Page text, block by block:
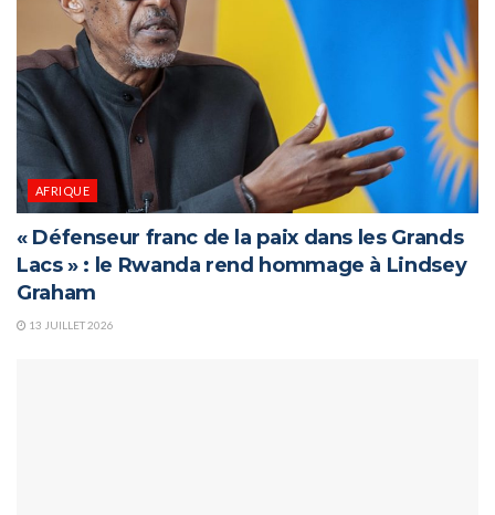
AFRIQUE
« Défenseur franc de la paix dans les Grands
Lacs » : le Rwanda rend hommage à Lindsey
Graham
13 JUILLET 2026